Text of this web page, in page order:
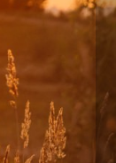
новые
и
не было